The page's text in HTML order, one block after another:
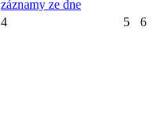
záznamy ze dne
4 5 6